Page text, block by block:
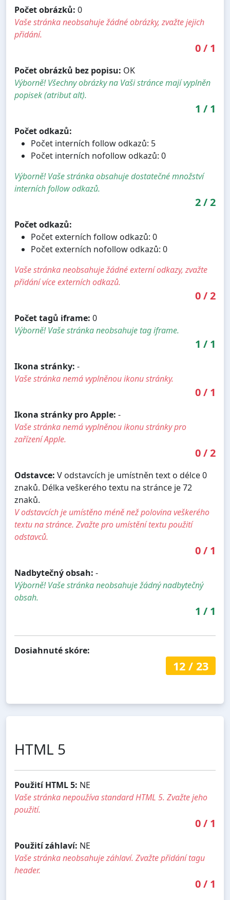
Počet obrázků: 0
Vaše stránka neobsahuje žádné obrázky, zvažte jejich
přidání.
0/ 1
Počet obrázků bez popisu: OK
Výborně! Všechny obrázky na Vaši stránce mají vyplněn
popisek (atribut alt).
1 / 1
Počet odkazů:
Počet interních follow odkazů: 5
Počet interních nofollow odkazů: 0
Výborně! Vaše stránka obsahuje dostatečné množství
interních follow odkazů.
2/2
Počet odkazů:
Počet externích follow odkazů: 0
Počet externích nofollow odkazů: 0
Vaše stránka neobsahuje žádné externí odkazy, zvažte
přidání více externích odkazů.
0/2
Počet tagů iframe: 0
Výborně! Vaše stránka neobsahuje tag iframe.
1 / 1
Ikona stránky: -
Vaše stránka nemá vyplněnou ikonu stránky.
0/ 1
Ikona stránky pro Apple: -
Vaše stránka nemá vyplněnou ikonu stránky pro
zařízení Apple.
0/2
Odstavce: V odstavcích je umístněn text o délce 0
znaků. Délka veškerého textu na stránce je 72
znaků.
V odstavcích je umístěno méně než polovina veškerého
textu na stránce. Zvažte pro umístění textu použití
odstavců.
0/ 1
Nadbytečný obsah: -
Výborně! Vaše stránka neobsahuje žádný nadbytečný
obsah.
1 / 1
Dosiahnuté skóre:
12/ 23
HTML 5
Použití HTML 5: NE
Vaše stránka nepoužíva standard HTML 5. Zvažte jeho
použití.
0/ 1
Použití záhlaví: NE
Vaše stránka neobsahuje záhlaví. Zvažte přidání tagu
header.
0/ 1